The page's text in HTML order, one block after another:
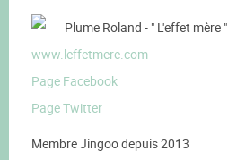
Plume Roland - " L'effet mère "
www.leffetmere.com
Page Facebook
Page Twitter
Membre Jingoo depuis 2013